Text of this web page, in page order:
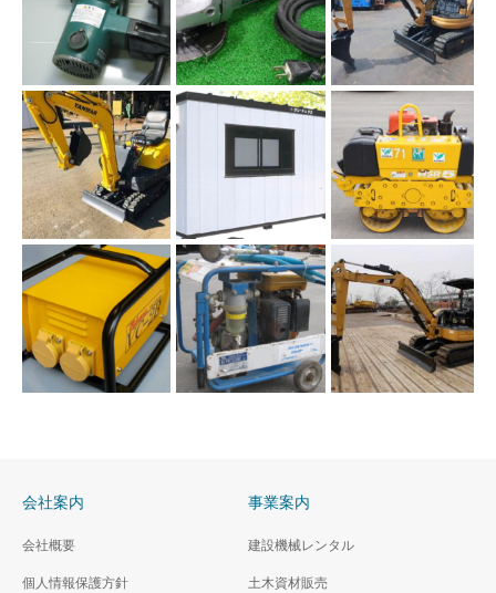
会社案内
会社概要
個人情報保護方針
事業案内
建設機械レンタル
土木資材販売